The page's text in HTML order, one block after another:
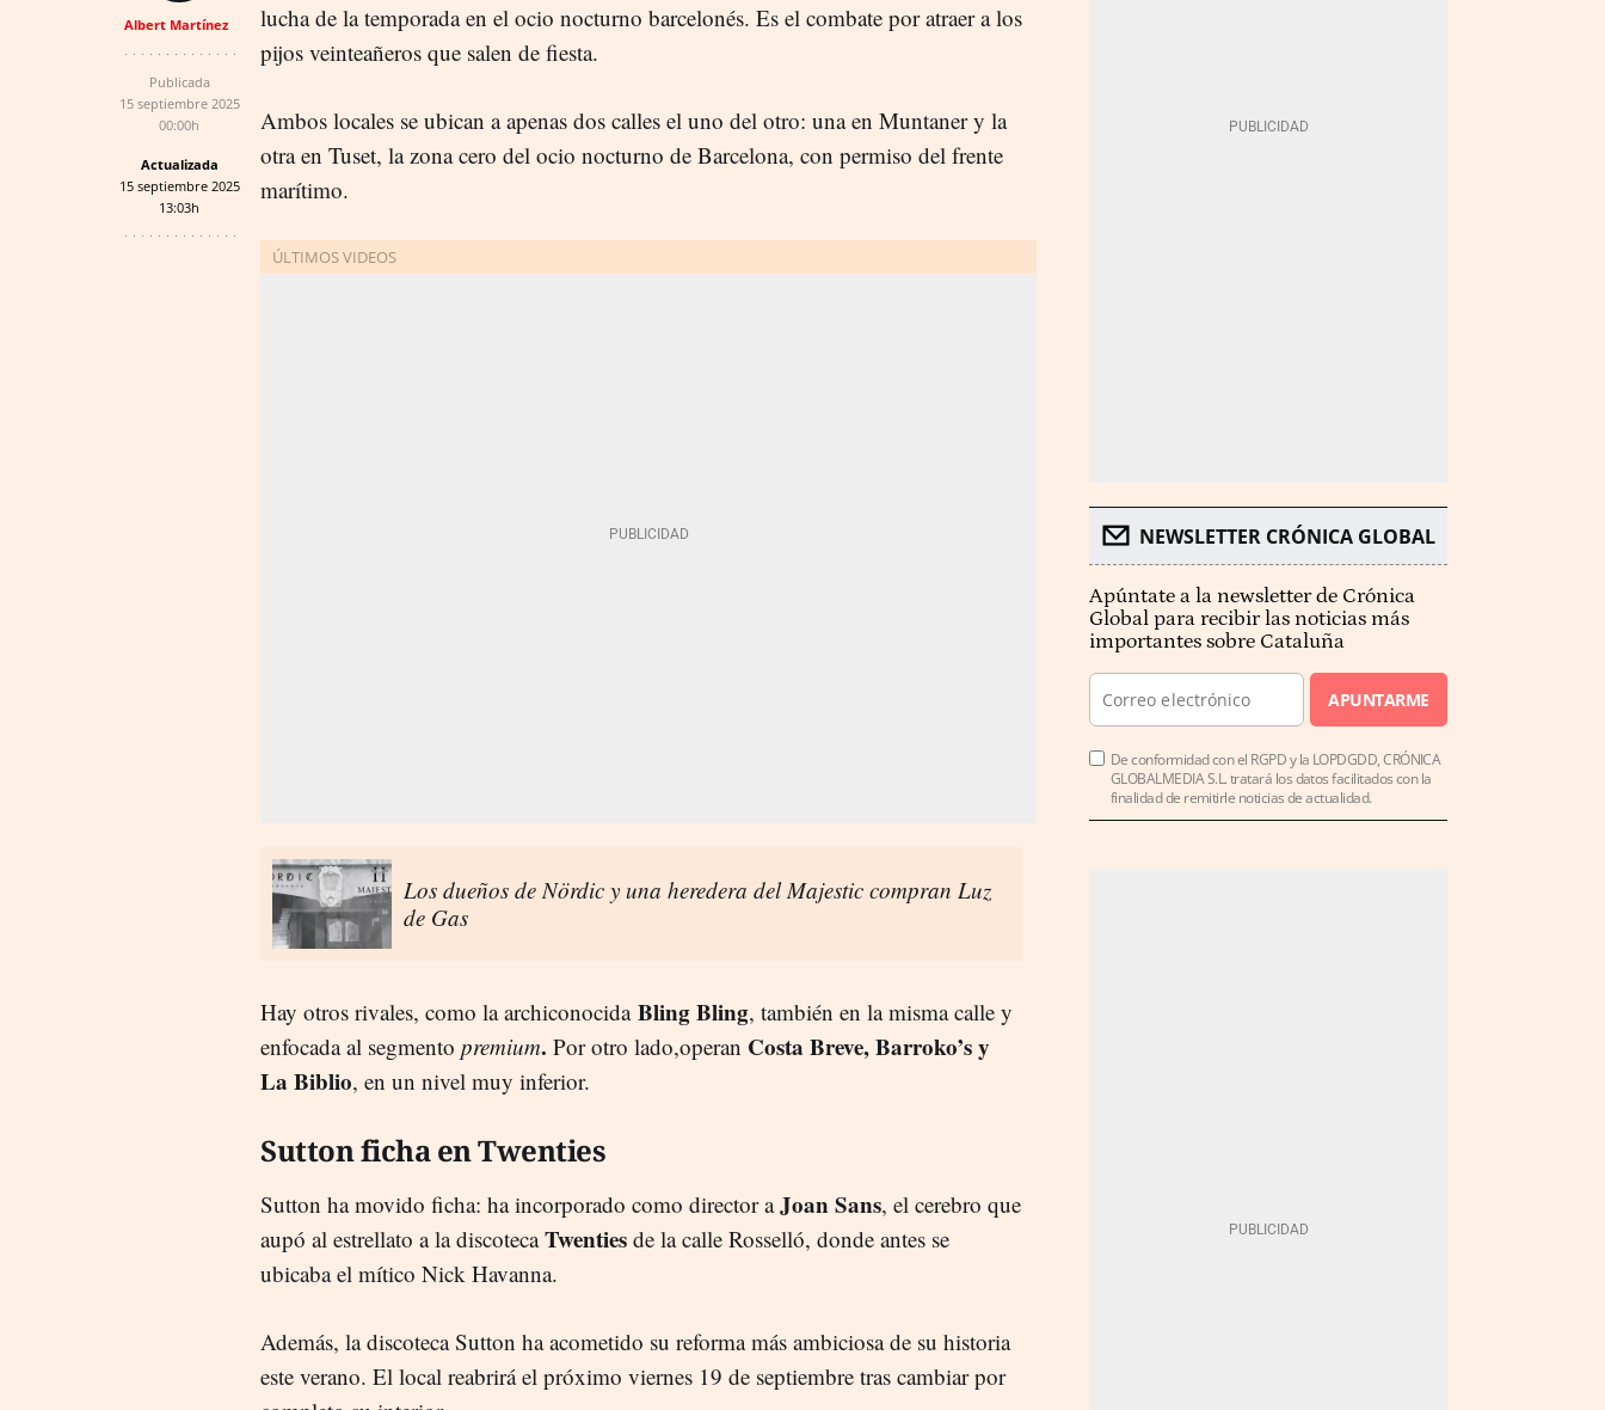
Albert Martínez
Publicada
15 septiembre 2025
00:00h
Actualizada
15 septiembre 2025
13:03h
lucha de la temporada en el ocio nocturno barcelonés. Es el combate por atraer a los
pijos veinteañeros que salen de fiesta.
Ambos locales se ubican a apenas dos calles el uno del otro: una en Muntaner y la
otra en Tuset, la zona cero del ocio nocturno de Barcelona, con permiso del frente
marítimo.
Los dueños de Nördic y una heredera del Majestic compran Luz
de Gas
Hay otros rivales, como la archiconocida Bling Bling, también en la misma calle y
enfocada al segmento premium. Por otro lado,operan Costa Breve, Barroko’s y
La Biblio, en un nivel muy inferior.
Sutton ficha en Twenties
Sutton ha movido ficha: ha incorporado como director aJoan Sans, el cerebro que
aupó al estrellato a la discotecaTwenties de la calle Rosselló, donde antes se
ubicaba el mítico Nick Havanna.
Además, la discoteca Sutton ha acometido su reforma más ambiciosa de su historia
este verano. El local reabrirá el próximo viernes 19 de septiembre tras cambiar por
NEWSLETTER CRÓNICA GLOBAL
Apúntate a la newsletter de Crónica
Global para recibir las noticias más
importantes sobre Cataluña
APUNTARME
De conformidad con el RGPD y la LOPDGDD, CRÓNICA
GLOBALMEDIA S.L. tratará los datos facilitados con la
finalidad de remitirle noticias de actualidad.